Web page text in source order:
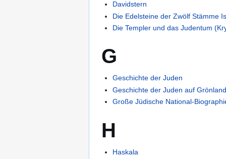
Davidstern
Die Edelsteine der Zwölf Stämme
Die Templer und das Judentum
G
Geschichte der Juden
Geschichte der Juden auf
Große Jüdische National-
H
Haskala